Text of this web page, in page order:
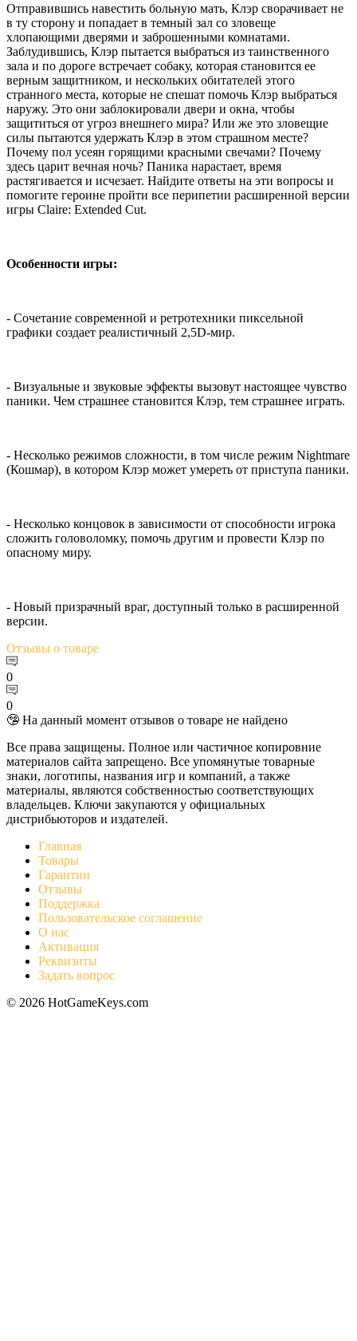
Отправившись навестить больную мать, Клэр сворачивает не
в ту сторону и попадает в темный зал со зловеще
хлопающими дверями и заброшенными комнатами.
Заблудившись, Клэр пытается выбраться из таинственного
зала и по дороге встречает собаку, которая становится ее
верным защитником, и нескольких обитателей этого
странного места, которые не спешат помочь Клэр выбраться
наружу. Это они заблокировали двери и окна, чтобы
защититься от угроз внешнего мира? Или же это зловещие
силы пытаются удержать Клэр в этом страшном месте?
Почему пол усеян горящими красными свечами? Почему
здесь царит вечная ночь? Паника нарастает, время
растягивается и исчезает. Найдите ответы на эти вопросы и
помогите героине пройти все перипетии расширенной версии
игры Claire: Extended Cut.
Особенности игры:
- Сочетание современной и ретротехники пиксельной
графики создает реалистичный 2,5D-мир.
- Визуальные и звуковые эффекты вызовут настоящее чувство
паники. Чем страшнее становится Клэр, тем страшнее играть.
- Несколько режимов сложности, в том числе режим Nightmare
(Кошмар), в котором Клэр может умереть от приступа паники.
- Несколько концовок в зависимости от способности игрока
сложить головоломку, помочь другим и провести Клэр по
опасному миру.
- Новый призрачный враг, доступный только в расширенной
версии.
Отзывы о товаре
0
0
🤥 На данный момент отзывов о товаре не найдено
Все права защищены. Полное или частичное копировние
материалов сайта запрещено. Все упомянутые товарные
знаки, логотипы, названия игр и компаний, а также
материалы, являются собственностью соответствующих
владельцев. Ключи закупаются у официальных
дистрибьюторов и издателей.
Главная
Товары
Гарантии
Отзывы
Поддержка
Пользовательское соглашение
О нас
Активация
Реквизиты
Задать вопрос
© 2026 HotGameKeys.com